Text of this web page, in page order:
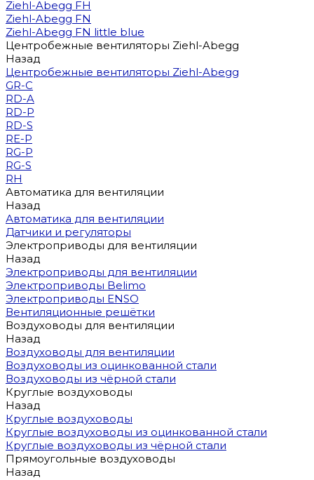
Ziehl-Abegg FH
Ziehl-Abegg FN
Ziehl-Abegg FN little blue
Центробежные вентиляторы Ziehl-Abegg
Назад
Центробежные вентиляторы Ziehl-Abegg
GR-C
RD-A
RD-P
RD-S
RE-P
RG-P
RG-S
RH
Автоматика для вентиляции
Назад
Автоматика для вентиляции
Датчики и регуляторы
Электроприводы для вентиляции
Назад
Электроприводы для вентиляции
Электроприводы Belimo
Электроприводы ENSO
Вентиляционные решётки
Воздуховоды для вентиляции
Назад
Воздуховоды для вентиляции
Воздуховоды из оцинкованной стали
Воздуховоды из чёрной стали
Круглые воздуховоды
Назад
Круглые воздуховоды
Круглые воздуховоды из оцинкованной стали
Круглые воздуховоды из чёрной стали
Прямоугольные воздуховоды
Назад